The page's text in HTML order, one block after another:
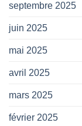
septembre 2025
juin 2025
mai 2025
avril 2025
mars 2025
février 2025